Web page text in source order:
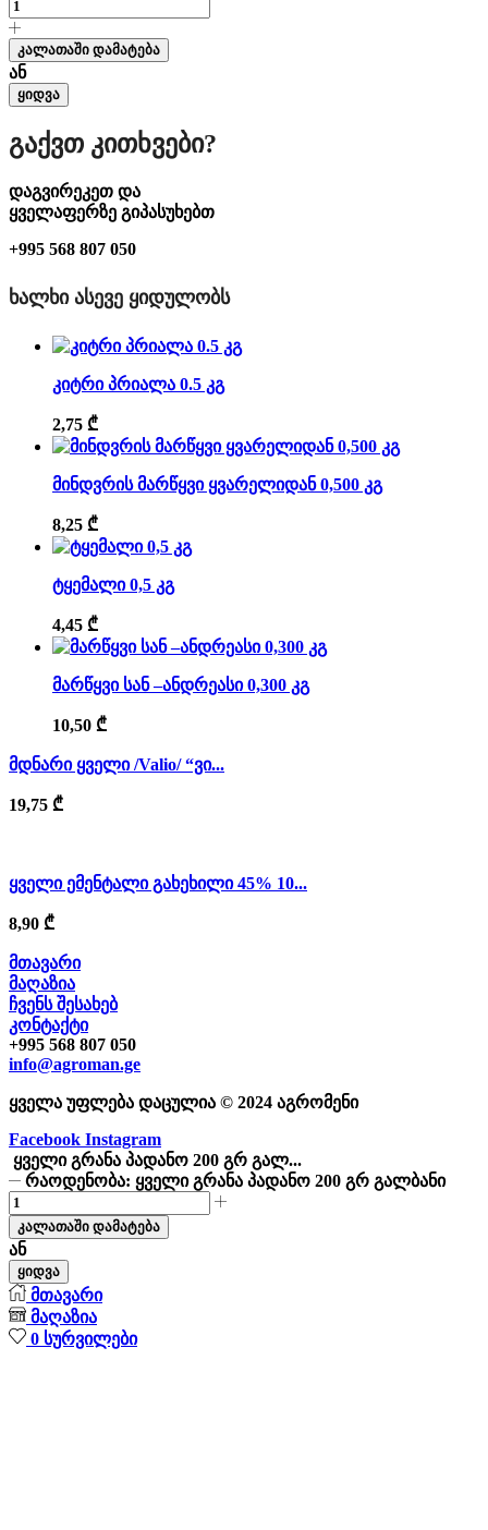
კალათაში დამატება
ან
ყიდვა
Გაქვთ Კითხვები?
დაგვირეკეთ და
ყველაფერზე გიპასუხებთ
+995 568 807 050
ᲮᲐᲚᲮᲘ ᲐᲡᲔᲕᲔ ᲧᲘᲓᲣᲚᲝᲑᲡ
კიტრი პრიალა 0.5 კგ
2,75 ₾
მინდვრის მარწყვი ყვარელიდან 0,500 კგ
8,25 ₾
ტყემალი 0,5 კგ
4,45 ₾
მარწყვი სან –ანდრეასი 0,300 კგ
10,50 ₾
მდნარი ყველი /Valio/ “ვი...
19,75 ₾
ყველი ემენტალი გახეხილი 45% 10...
8,90 ₾
მთავარი
მაღაზია
ჩვენს შესახებ
კონტაქტი
+995 568 807 050
info@agroman.ge
ყველა უფლება დაცულია © 2024 აგრომენი
Facebook Instagram
ყველი გრანა პადანო 200 გრ გალ...
რაოდენობა: ყველი გრანა პადანო 200 გრ გალბანი
კალათაში დამატება
ან
ყიდვა
მთავარი
მაღაზია
0 სურვილები